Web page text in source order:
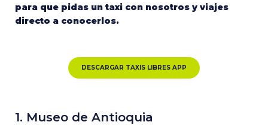
para que pidas un taxi con nosotros y viajes
directo a conocerlos.
DESCARGAR TAXIS LIBRES APP
1. Museo de Antioquia